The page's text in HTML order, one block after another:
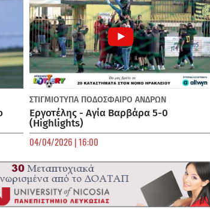
ΣΤΙΓΜΙΟΤΥΠΑ ΠΟΔΌΣΦΑΙΡΟ ΑΝΔΡΏΝ
Εργοτέλης - Αγία Βαρβάρα 5-0
(Highlights)
04/04/2026 | 16:00